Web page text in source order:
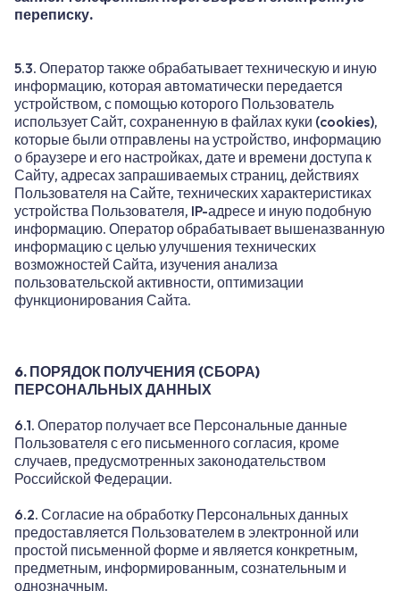
переписку.
5.3. Оператор также обрабатывает техническую и иную
информацию, которая автоматически передается
устройством, с помощью которого Пользователь
использует Сайт, сохраненную в файлах куки (cookies),
которые были отправлены на устройство, информацию
о браузере и его настройках, дате и времени доступа к
Сайту, адресах запрашиваемых страниц, действиях
Пользователя на Сайте, технических характеристиках
устройства Пользователя, IP-адресе и иную подобную
информацию. Оператор обрабатывает вышеназванную
информацию с целью улучшения технических
возможностей Сайта, изучения анализа
пользовательской активности, оптимизации
функционирования Сайта.
6. ПОРЯДОК ПОЛУЧЕНИЯ (СБОРА)
ПЕРСОНАЛЬНЫХ ДАННЫХ
6.1. Оператор получает все Персональные данные
Пользователя с его письменного согласия, кроме
случаев, предусмотренных законодательством
Российской Федерации.
6.2. Согласие на обработку Персональных данных
предоставляется Пользователем в электронной или
простой письменной форме и является конкретным,
предметным, информированным, сознательным и
однозначным.